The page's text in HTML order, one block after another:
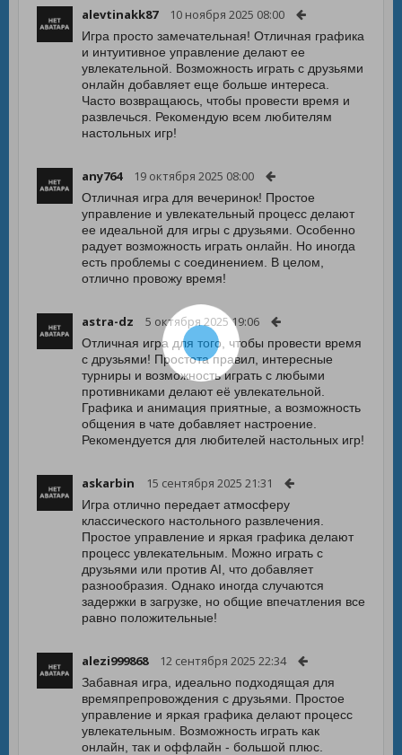
alevtinakk87 10 ноября 2025 08:00
Игра просто замечательная! Отличная графика
и интуитивное управление делают ее
увлекательной. Возможность играть с друзьями
онлайн добавляет еще больше интереса.
Часто возвращаюсь, чтобы провести время и
развлечься. Рекомендую всем любителям
настольных игр!
any764 19 октября 2025 08:00
Отличная игра для вечеринок! Простое
управление и увлекательный процесс делают
ее идеальной для игры с друзьями. Особенно
радует возможность играть онлайн. Но иногда
есть проблемы с соединением. В целом,
отлично провожу время!
astra-dz 5 октября 2025 19:06
Отличная игра для того, чтобы провести время
с друзьями! Простота правил, интересные
турниры и возможность играть с любыми
противниками делают её увлекательной.
Графика и анимация приятные, а возможность
общения в чате добавляет настроение.
Рекомендуется для любителей настольных игр!
askarbin 15 сентября 2025 21:31
Игра отлично передает атмосферу
классического настольного развлечения.
Простое управление и яркая графика делают
процесс увлекательным. Можно играть с
друзьями или против AI, что добавляет
разнообразия. Однако иногда случаются
задержки в загрузке, но общие впечатления все
равно положительные!
alezi999868 12 сентября 2025 22:34
Забавная игра, идеально подходящая для
времяпрепровождения с друзьями. Простое
управление и яркая графика делают процесс
увлекательным. Возможность играть как
онлайн, так и оффлайн - большой плюс.